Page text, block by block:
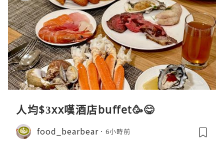
人均$3xx嘆酒店buffet🥳😋
food_bearbear 6小時前